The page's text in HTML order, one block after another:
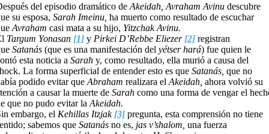
del episodio dramático de Akeidah, Avraham Avinu descubre
su esposa, Sarah Imeinu, ha muerto como resultado de escuchar
Avraham casi mata a su hijo, Yitzchak Avinu.
Targum Yonasan [1] y Pirkei D’Rebbe Eliezer [2] registran
Satanás (que es una manifestación del yétser hará) fue quien le
esta noticia a Sarah y, como resultado, ella murió a causa del
La forma superficial de entender esto es que Satanás, que no
podido evitar que Abraham realizara el Akeidah, ahora volvió su
a causar la muerte de Sarah como una forma de vengar el
que no pudo evitar la Akeidah.
embargo, el Kehillas Itzjak [3] pregunta, esta comprensión no tiene
sabemos que Satanás no es, jas v’shalom, una fuerza